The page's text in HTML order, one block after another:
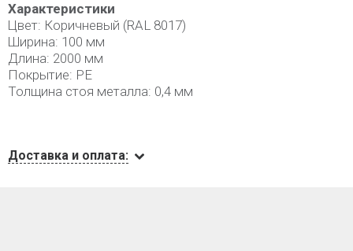
Характеристики
Цвет: Коричневый (RAL 8017)
Ширина: 100 мм
Длина: 2000 мм
Покрытие: PE
Толщина стоя металла: 0,4 мм
Доставка и оплата: